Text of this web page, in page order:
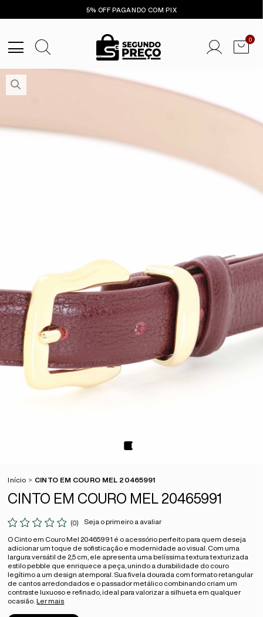
5% OFF PAGANDO COM PIX
0
Início CINTO EM COURO MEL 20465991
CINTO EM COURO MEL 20465991
(0) Seja o primeiro a avaliar
O Cinto em Couro Mel 20465991 é o acessório perfeito para quem deseja
adicionar um toque de sofisticação e modernidade ao visual. Com uma
largura versátil de 2,5 cm, ele apresenta uma belíssima textura texturizada
estilo pebble que enriquece a peça, unindo a durabilidade do couro
legítimo a um design atemporal. Sua fivela dourada com formato retangular
de cantos arredondados e o passador metálico combinando criam um
contraste luxuoso e refinado, ideal para valorizar a silhueta em qualquer
ocasião. Ler mais